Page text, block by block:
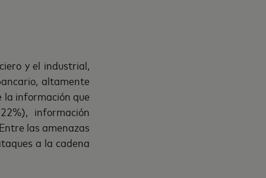
y el industrial,
altamente
la información que
información
las amenazas
a la cadena